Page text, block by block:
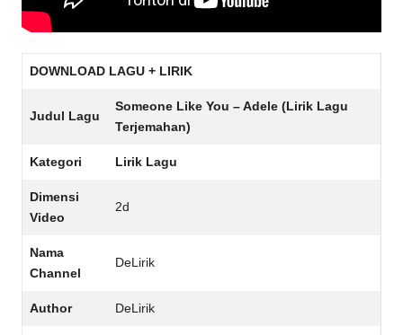
DOWNLOAD LAGU + LIRIK
Judul Lagu
Someone Like You – Adele (Lirik Lagu
Terjemahan)
Kategori Lirik Lagu
Dimensi
Video
2d
Nama
Channel
DeLirik
Author DeLirik